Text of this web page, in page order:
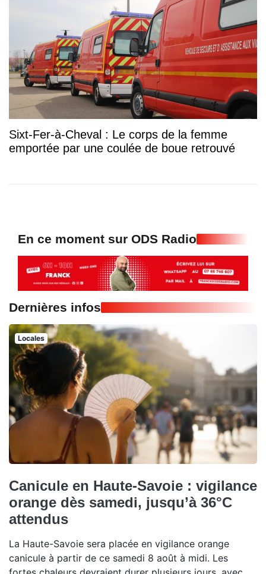
Sixt-Fer-à-Cheval : Le corps de la femme
emportée par une coulée de boue retrouvé
En ce moment sur ODS Radio
Dernières infos
Locales
Canicule en Haute-Savoie : vigilance
orange dès samedi, jusqu’à 36°C
attendus
La Haute-Savoie sera placée en vigilance orange
canicule à partir de ce samedi 8 août à midi. Les